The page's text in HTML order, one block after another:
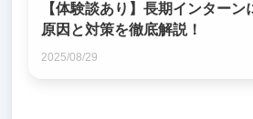
【体験談あり】長期インター
原因と対策を徹底解説！
2025/08/29